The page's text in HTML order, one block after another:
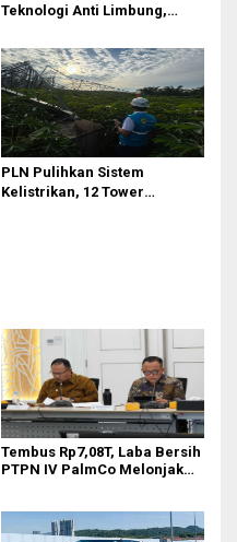
Teknologi Anti Limbung,
PLN Pulihkan Sistem
Kelistrikan, 12 Tower
Tembus Rp7,08T, Laba Bersih
PTPN IV PalmCo Melonjak
Efisiensi